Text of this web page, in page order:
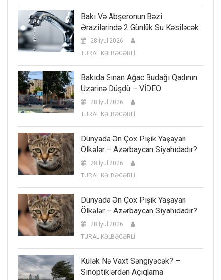
Bakı Və Abşeronun Bəzi
Ərazilərində 2 Günlük Su Kəsiləcək
28 İyul 2026
TURAL KƏLBƏCƏRLİ
Bakıda Sınan Ağac Budağı Qadının
Üzərinə Düşdü – VİDEO
28 İyul 2026
TURAL KƏLBƏCƏRLİ
Dünyada Ən Çox Pişik Yaşayan
Ölkələr – Azərbaycan Siyahıdadır?
28 İyul 2026
TURAL KƏLBƏCƏRLİ
Dünyada Ən Çox Pişik Yaşayan
Ölkələr – Azərbaycan Siyahıdadır?
28 İyul 2026
TURAL KƏLBƏCƏRLİ
Külək Nə Vaxt Səngiyəcək? –
Sinoptiklərdən Açıqlama